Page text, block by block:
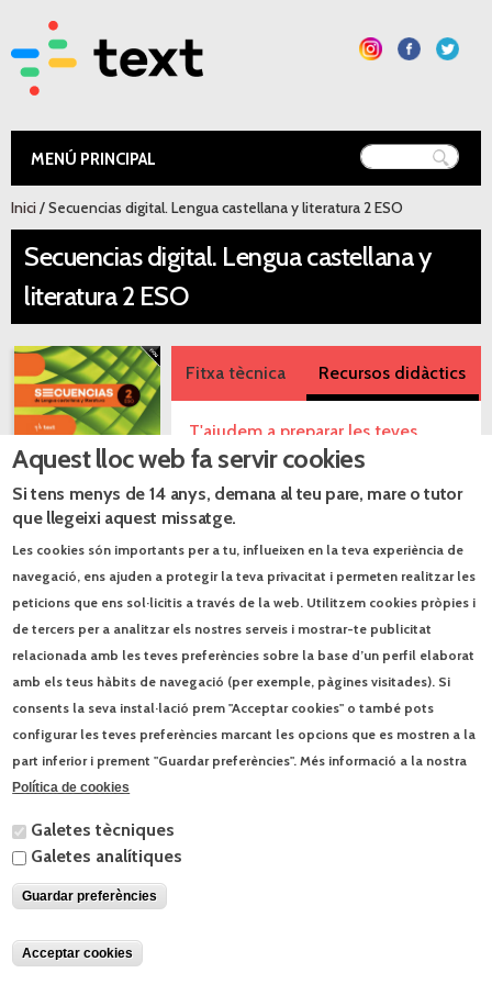
contingut
Text Educació
Esteu aquí
Inici/ Secuencias digital. Lengua castellana y literatura 2 ESO
Secuencias digital. Lengua castellana y
literatura 2 ESO
Consulta la
web de
Seqüències
Fitxa tècnica Recursos didàctics
T'ajudem a preparar les teves
classes. Consulta els recursos que
t'oferim.
Accés al portal
© Enciclopèdia Catalana, SLU | Josep Pla, 95 - 08019 Barcelona - Tel. 93
412 00 30 |Contacta|Condicions d'ús
Aquest lloc web fa servir cookies
Si tens menys de 14 anys, demana al teu pare, mare o tutor
que llegeixi aquest missatge.
Les cookies són importants per a tu, influeixen en la teva experiència de
navegació, ens ajuden a protegir la teva privacitat i permeten realitzar les
peticions que ens sol·licitis a través de la web. Utilitzem cookies pròpies i
de tercers per a analitzar els nostres serveis i mostrar-te publicitat
relacionada amb les teves preferències sobre la base d’un perfil elaborat
amb els teus hàbits de navegació (per exemple, pàgines visitades). Si
consents la seva instal·lació prem "Acceptar cookies" o també pots
configurar les teves preferències marcant les opcions que es mostren a la
part inferior i prement "Guardar preferències". Més informació a la nostra
Política de cookies
Galetes tècniques
Galetes analítiques
Guardar preferències
Acceptar cookies